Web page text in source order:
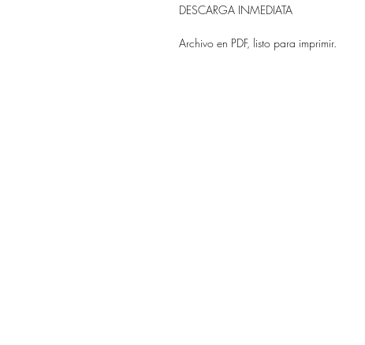
DESCARGA INMEDIATA
Archivo en PDF, listo para imprimir.